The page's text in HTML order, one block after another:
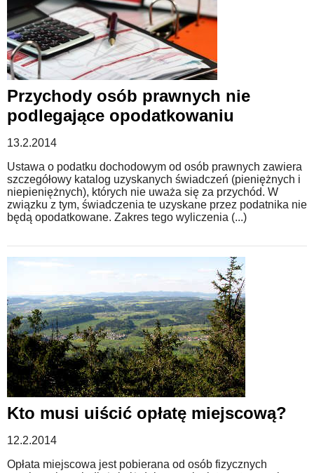
Przychody osób prawnych nie
podlegające opodatkowaniu
13.2.2014
Ustawa o podatku dochodowym od osób prawnych zawiera
szczegółowy katalog uzyskanych świadczeń (pieniężnych i
niepieniężnych), których nie uważa się za przychód. W
związku z tym, świadczenia te uzyskane przez podatnika nie
będą opodatkowane. Zakres tego wyliczenia (...)
Kto musi uiścić opłatę miejscową?
12.2.2014
Opłata miejscowa jest pobierana od osób fizycznych